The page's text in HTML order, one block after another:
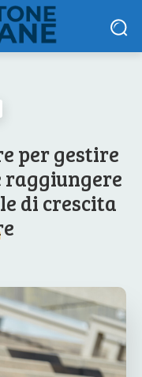
per gestire
raggiungere
di crescita